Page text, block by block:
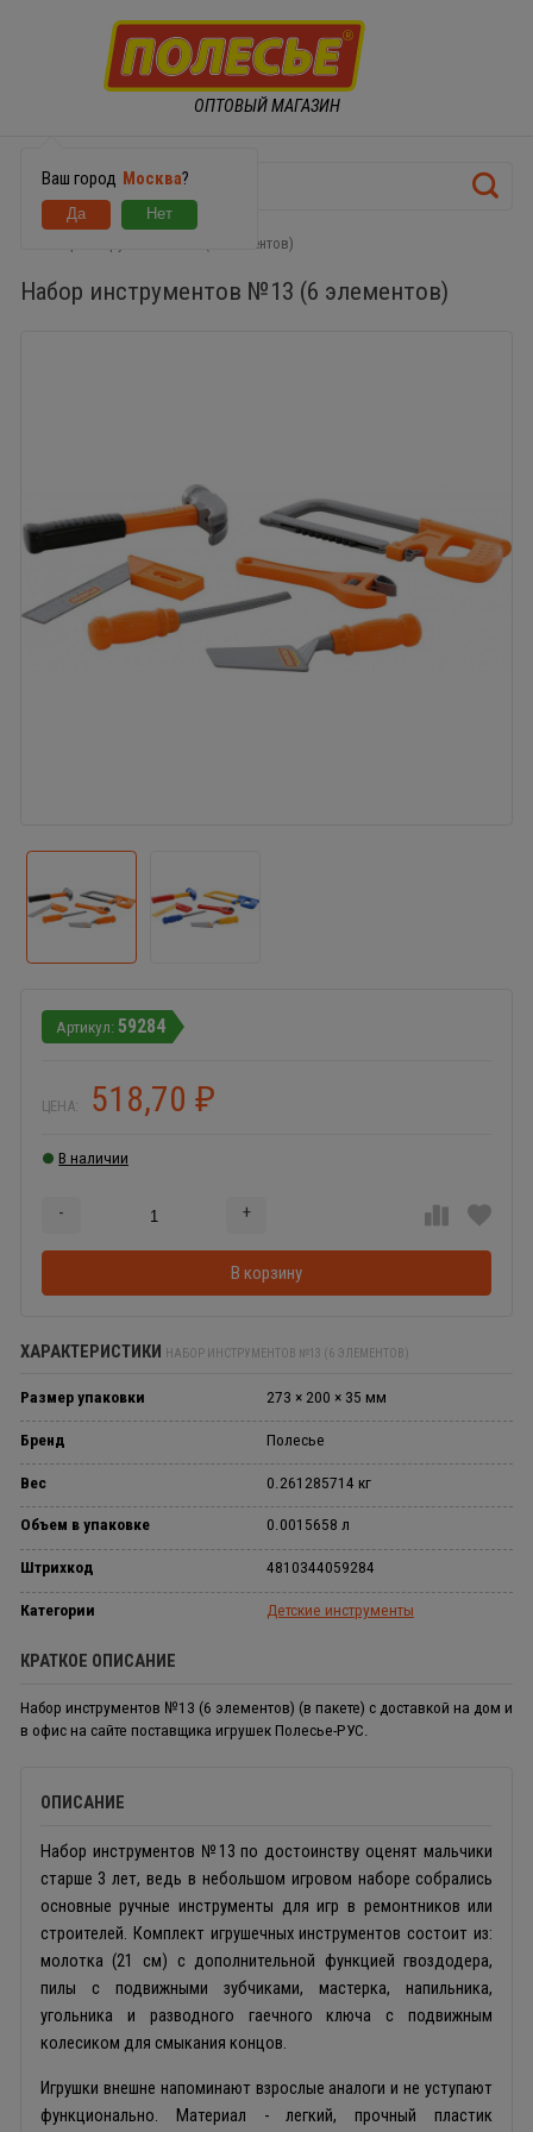
ОПТОВЫЙ МАГАЗИН
Ваш город Москва?
Набор инструментов №13 (6 элементов)
Набор инструментов №13 (6 элементов)
59284
ЦЕНА: 518,70 ₽
В наличии
- +
В корзину
ХАРАКТЕРИСТИКИ НАБОР ИНСТРУМЕНТОВ №13 (6 ЭЛЕМЕНТОВ)
Размер упаковки 273 × 200 × 35 мм
Бренд Полесье
Вес 0.261285714 кг
Объем в упаковке 0.0015658 л
Штрихкод 4810344059284
Категории Детские инструменты
КРАТКОЕ ОПИСАНИЕ
Набор инструментов №13 (6 элементов) (в пакете) с доставкой на дом и
в офис на сайте поставщика игрушек Полесье-РУС.
ОПИСАНИЕ
Набор инструментов №13 по достоинству оценят мальчики
старше 3 лет, ведь в небольшом игровом наборе собрались
основные ручные инструменты для игр в ремонтников или
строителей. Комплект игрушечных инструментов состоит из:
молотка (21 см) с дополнительной функцией гвоздодера,
пилы с подвижными зубчиками, мастерка, напильника,
угольника и разводного гаечного ключа с подвижным
колесиком для смыкания концов.
Игрушки внешне напоминают взрослые аналоги и не уступают
функционально. Материал - легкий, прочный пластик